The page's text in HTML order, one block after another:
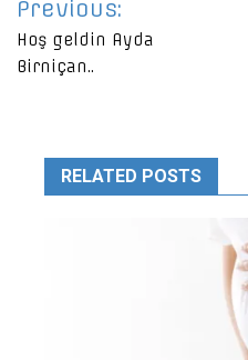
gezinmesi
Previous:
Hoş geldin Ayda
Birniçan..
RELATED POSTS